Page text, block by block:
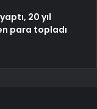
20 yıl
para topladı